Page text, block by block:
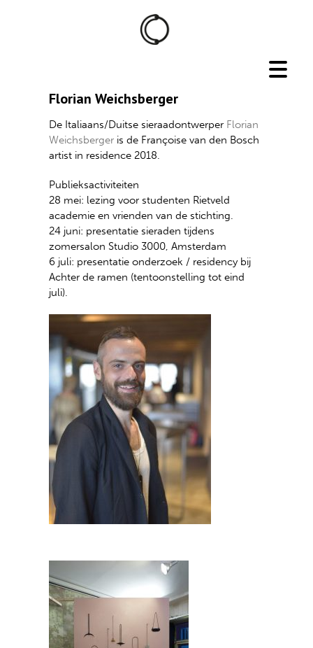
Florian Weichsberger
De Italiaans/Duitse sieraadontwerper Florian
Weichsberger is de Françoise van den Bosch
artist in residence 2018.
Publieksactiviteiten
28 mei: lezing voor studenten Rietveld
academie en vrienden van de stichting.
24 juni: presentatie sieraden tijdens
zomersalon Studio 3000, Amsterdam
6 juli: presentatie onderzoek / residency bij
Achter de ramen (tentoonstelling tot eind
juli).